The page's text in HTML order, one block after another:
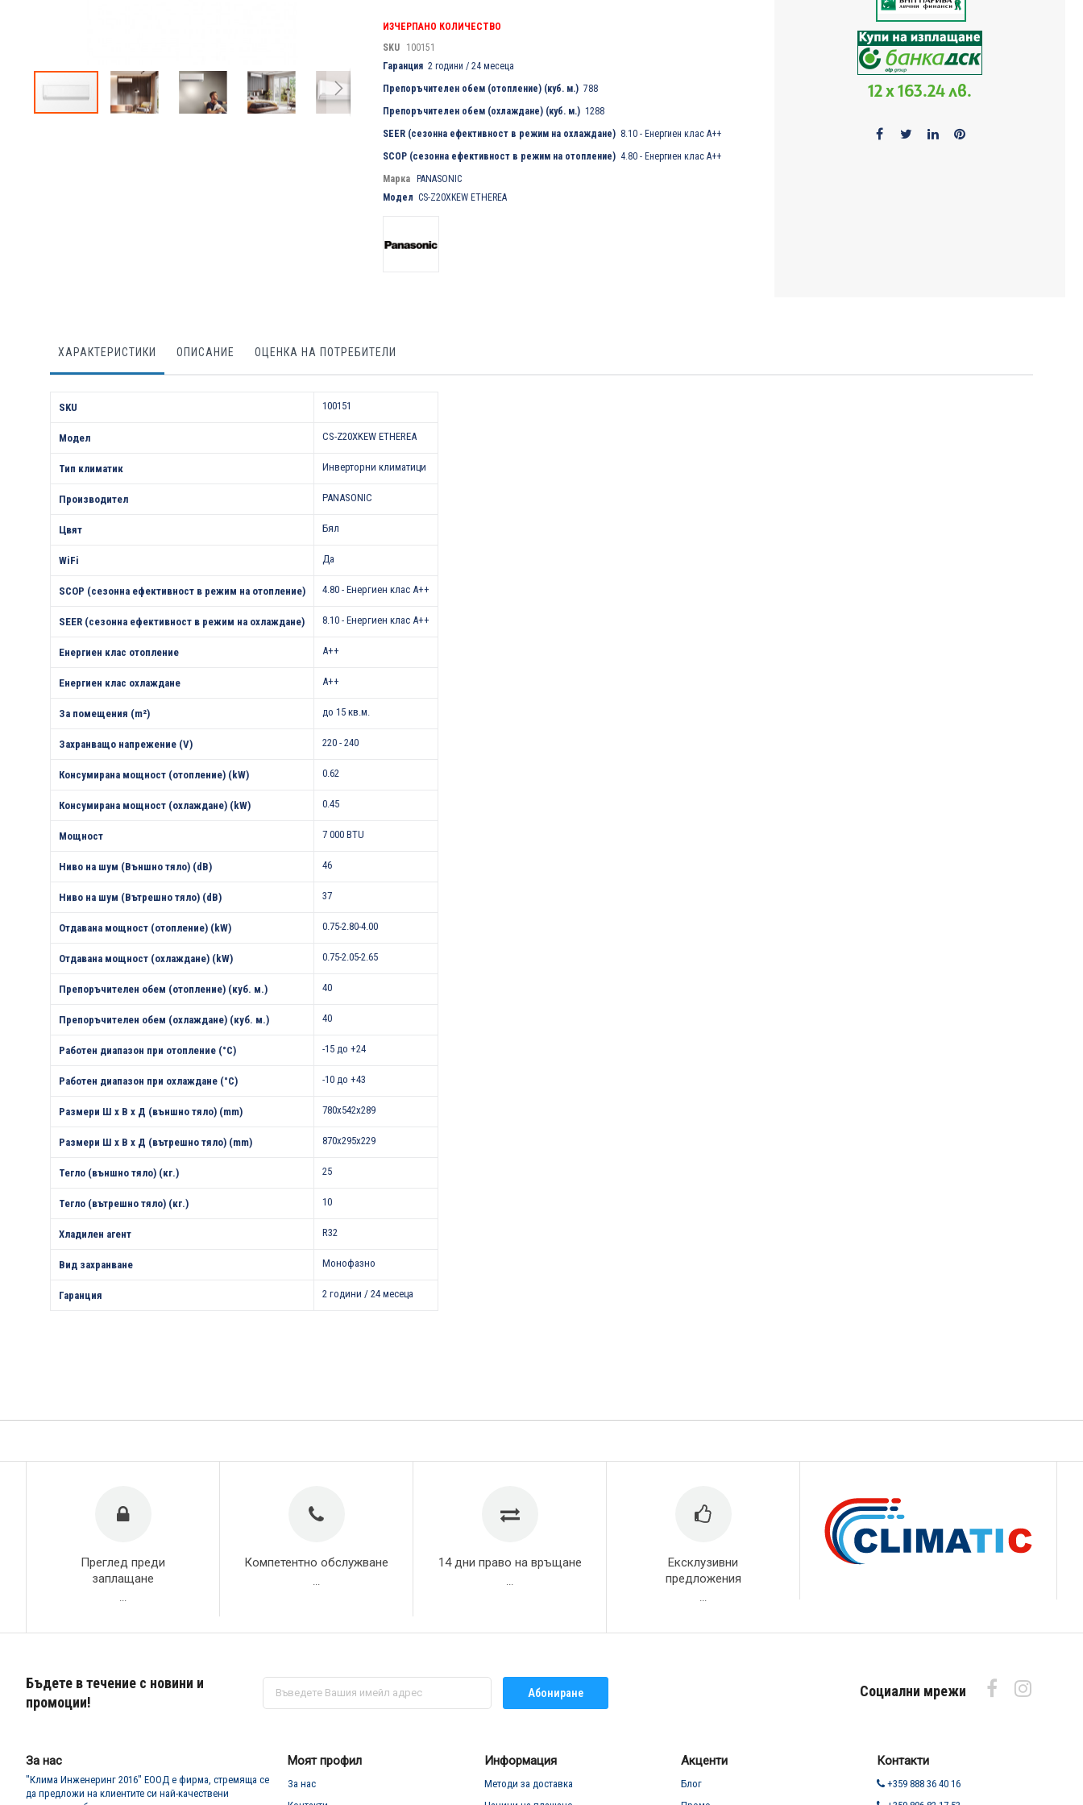
ИЗЧЕРПАНО КОЛИЧЕСТВО
SKU
100151
Гаранция 2 години / 24 месеца
Препоръчителен обем (отопление) (куб. м.) 788
Препоръчителен обем (охлаждане) (куб. м.) 1288
SEER (сезонна ефективност в режим на охлаждане) 8.10 - Енергиен клас А++
SCOP (сезонна ефективност в режим на отопление) 4.80 - Енергиен клас А++
Марка PANASONIC
Модел CS-Z20XKEW ETHEREA
12 x 163.24 лв.
ХАРАКТЕРИСТИКИ ОПИСАНИЕ ОЦЕНКА НА ПОТРЕБИТЕЛИ
SKU
100151
Модел CS-Z20XKEW ETHEREA
Тип климатик Инверторни климатици
Производител PANASONIC
Цвят Бял
WiFi Да
SCOP (сезонна ефективност в режим на отопление) 4.80 - Енергиен клас А++
SEER (сезонна ефективност в режим на охлаждане) 8.10 - Енергиен клас А++
Енергиен клас отопление A++
Енергиен клас охлаждане A++
За помещения (m²) до 15 кв.м.
Захранващо напрежение (V) 220 - 240
Консумирана мощност (отопление) (kW) 0.62
Консумирана мощност (охлаждане) (kW) 0.45
Мощност 7 000 BTU
Ниво на шум (Външно тяло) (dB) 46
Ниво на шум (Вътрешно тяло) (dB) 37
Отдавана мощност (отопление) (kW) 0.75-2.80-4.00
Отдавана мощност (охлаждане) (kW) 0.75-2.05-2.65
Препоръчителен обем (отопление) (куб. м.) 40
Препоръчителен обем (охлаждане) (куб. м.) 40
Работен диапазон при отопление (°С) -15 до +24
Работен диапазон при охлаждане (°С) -10 до +43
Размери Ш х В х Д (външно тяло) (mm) 780х542х289
Размери Ш х В х Д (вътрешно тяло) (mm) 870х295х229
Тегло (външно тяло) (кг.) 25
Тегло (вътрешно тяло) (кг.) 10
Хладилен агент R32
Вид захранване Монофазно
Гаранция 2 години / 24 месеца
Преглед преди
заплащане
Компетентно обслужване 14 дни право на връщане
Ексклузивни
предложения
Бъдете в течение с новини и
промоции!
Абонирай
за
Абониране Социални мрежи
За нас
"Клима Инженеринг 2016" ЕООД е фирма, стремяща се
да предложи на клиентите си най-качествени
Моят профил
За нас
Информация
Методи за доставка
Акценти
Блог
Контакти
+359 888 36 40 16